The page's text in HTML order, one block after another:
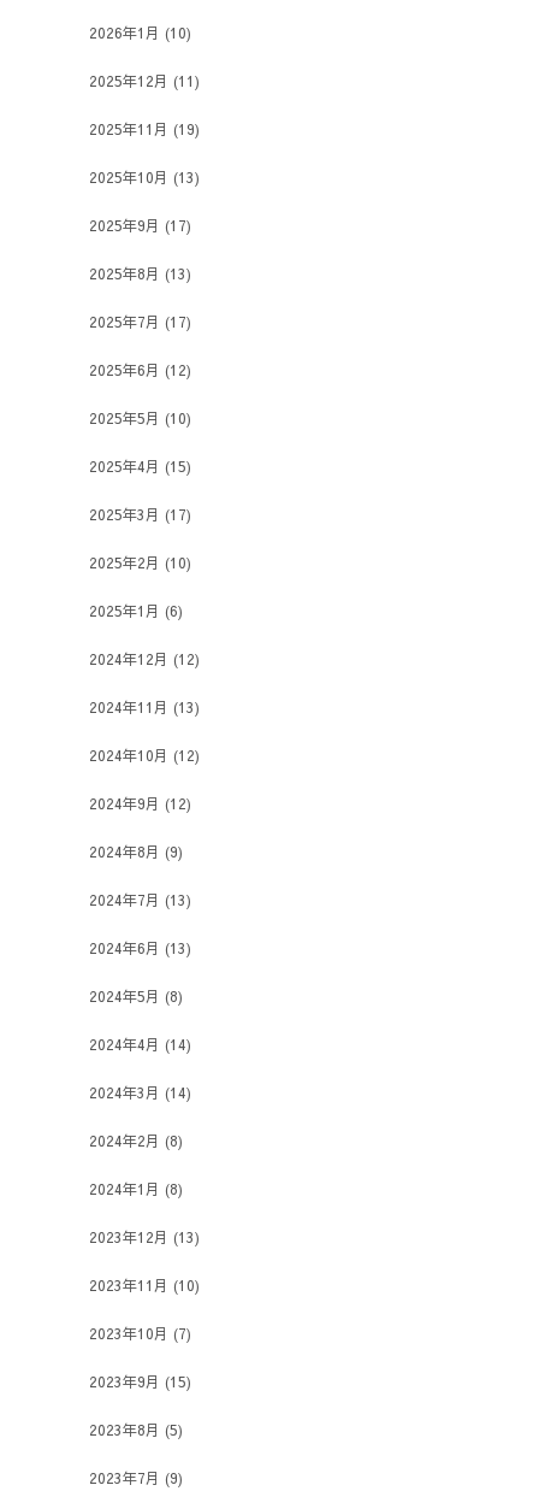
2026年1月 (10)
2025年12月 (11)
2025年11月 (19)
2025年10月 (13)
2025年9月 (17)
2025年8月 (13)
2025年7月 (17)
2025年6月 (12)
2025年5月 (10)
2025年4月 (15)
2025年3月 (17)
2025年2月 (10)
2025年1月 (6)
2024年12月 (12)
2024年11月 (13)
2024年10月 (12)
2024年9月 (12)
2024年8月 (9)
2024年7月 (13)
2024年6月 (13)
2024年5月 (8)
2024年4月 (14)
2024年3月 (14)
2024年2月 (8)
2024年1月 (8)
2023年12月 (13)
2023年11月 (10)
2023年10月 (7)
2023年9月 (15)
2023年8月 (5)
2023年7月 (9)